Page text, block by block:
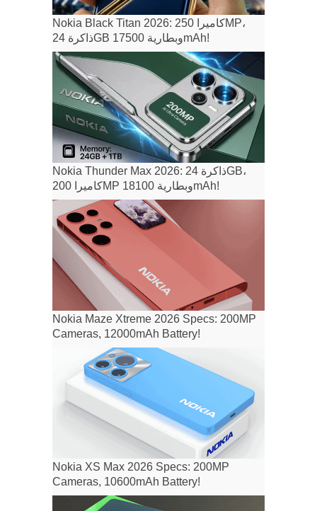
Nokia Black Titan 2026: كاميرا 250MP،
ذاكرة 24GB وبطارية 17500mAh!
Nokia Thunder Max 2026: ذاكرة 24GB،
كاميرا 200MP وبطارية 18100mAh!
Nokia Maze Xtreme 2026 Specs: 200MP
Cameras, 12000mAh Battery!
Nokia XS Max 2026 Specs: 200MP
Cameras, 10600mAh Battery!